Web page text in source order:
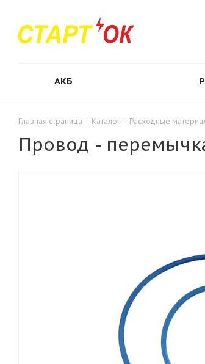
АКБ
Главная страница - Каталог - Расходные
Провод -